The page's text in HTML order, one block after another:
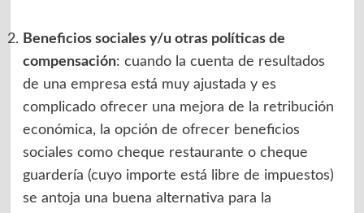
Beneficios sociales y/u otras políticas de
compensación: cuando la cuenta de resultados
de una empresa está muy ajustada y es
complicado ofrecer una mejora de la retribución
económica, la opción de ofrecer beneficios
sociales como cheque restaurante o cheque
guardería (cuyo importe está libre de impuestos)
se antoja una buena alternativa para la